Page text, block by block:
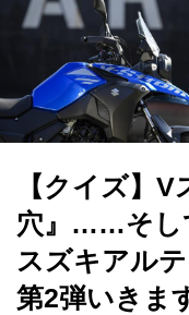
【クイズ】
穴』……そし
スズキアル
第2弾いきま